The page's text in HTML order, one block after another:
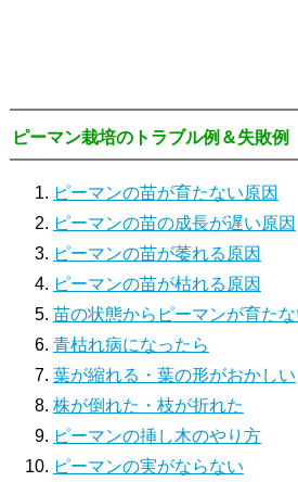
ピーマン栽培のトラブル例＆失敗例
ピーマンの苗が育たない原因
ピーマンの苗の成長が遅い原因
ピーマンの苗が萎れる原因
ピーマンの苗が枯れる原因
苗の状態からピーマンが育た
青枯れ病になったら
葉が縮れる・葉の形がおかしい
株が倒れた・枝が折れた
ピーマンの挿し木のやり方
ピーマンの実がならない